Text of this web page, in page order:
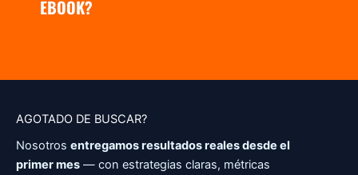
EBOOK?
AGOTADO DE BUSCAR?
Nosotros entregamos resultados reales desde el
primer mes — con estrategias claras, métricas